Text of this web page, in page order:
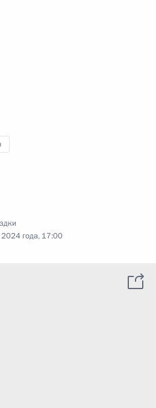
2024 года, 17:00